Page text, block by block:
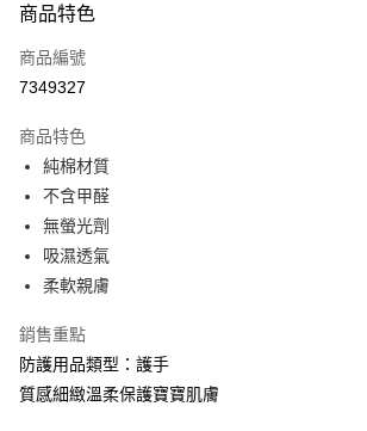
街口支付
悠遊付
運送方式
基本宅配
每筆NT$150，滿NT$1,000(含以上)免運費
商品特色
商品編號
7349327
商品特色
純棉材質
不含甲醛
無螢光劑
吸濕透氣
柔軟親膚
銷售重點
防護用品類型：護手
質感細緻溫柔保護寶寶肌膚